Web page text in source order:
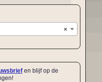
×
en blijf op de